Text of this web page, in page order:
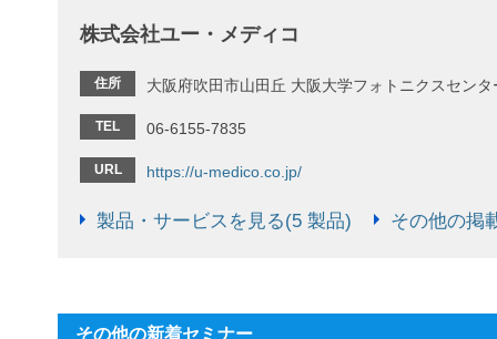
株式会社ユー・メディコ
住所 大阪府吹田市山田丘 大阪大学フォトニクスセンタ
TEL 06-6155-7835
URL https://u-medico.co.jp/
製品・サービスを見る(5 製品) その他の掲
その他の新着セミナー